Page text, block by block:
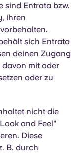
sind Entrata bzw.
ihren
sich Entrata
deinen Zugang
davon mit oder
oder zu
nicht die
and Feel"
Diese
B. durch